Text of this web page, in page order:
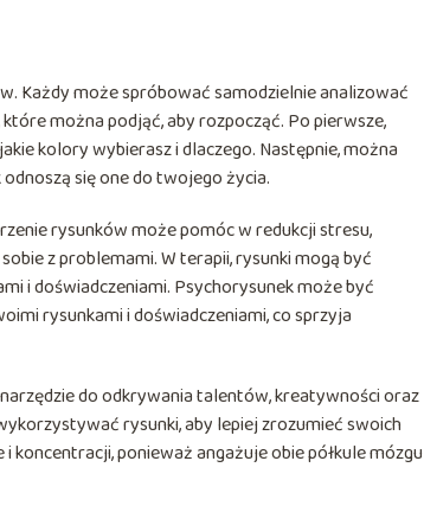
Każdy może spróbować samodzielnie analizować
można podjąć, aby rozpocząć. Po pierwsze,
kolory wybierasz i dlaczego. Następnie, można
się one do twojego życia.
rysunków może pomóc w redukcji stresu,
z problemami. W terapii, rysunki mogą być
i doświadczeniami. Psychorysunek może być
rysunkami i doświadczeniami, co sprzyja
do odkrywania talentów, kreatywności oraz
rysunki, aby lepiej zrozumieć swoich
ponieważ angażuje obie półkule mózgu